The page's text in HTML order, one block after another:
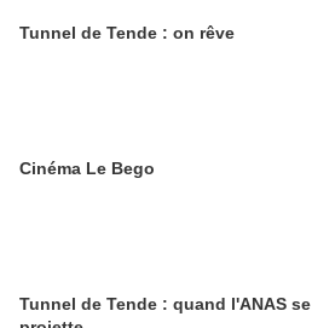
Tunnel de Tende : on rêve
Cinéma Le Bego
Tunnel de Tende : quand l'ANAS se